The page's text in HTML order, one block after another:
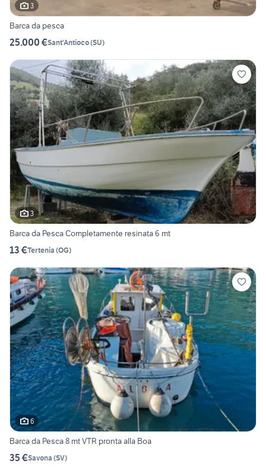
3
Barca da pesca
25.000 €Sant'Antioco(SU)
3
Barca da Pesca Completamente resinata 6 mt
13 €Tertenia (OG)
6
Barca da Pesca 8 mt VTR pronta alla Boa
35 €Savona (SV)